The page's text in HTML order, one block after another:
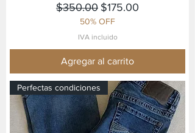
Precio
$350.00 Precio de oferta
$175.00
50% OFF
IVA incluido
Agregar al carrito
Perfectas condiciones